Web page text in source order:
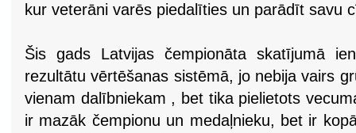
kur veterāni varēs piedalīties un parādīt savu
Šis gads Latvijas čempionāta skatījumā
rezultātu vērtēšanas sistēmā, jo nebija vairs
vienam dalībniekam , bet tika pielietots
ir mazāk čempionu un medaļnieku, bet ir